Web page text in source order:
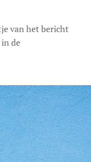
van het bericht
de